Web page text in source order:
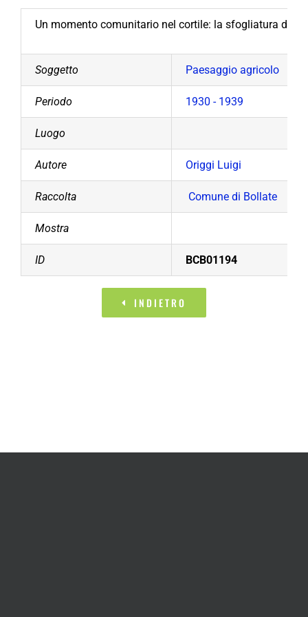
Un momento comunitario nel cortile: la sfogliatura delle
Soggetto Paesaggio agricolo
Periodo 1930 - 1939
Luogo
Autore Origgi Luigi
Raccolta Comune di Bollate
Mostra
ID BCB01194
INDIETRO